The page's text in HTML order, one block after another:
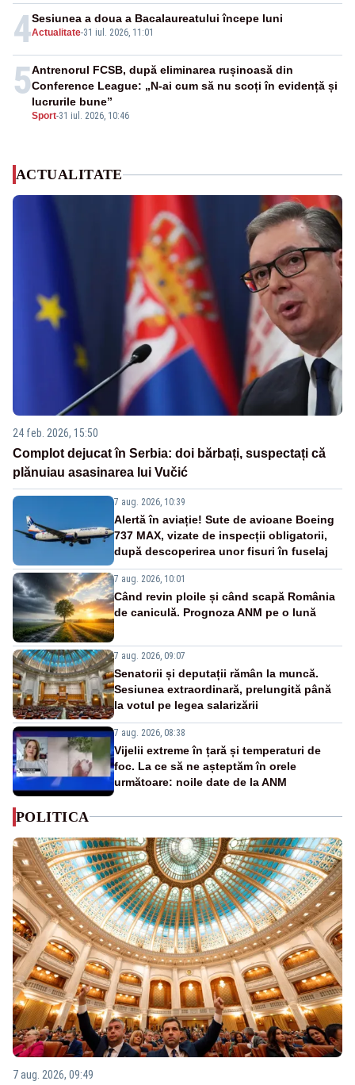
4Actualitate-31 iul. 2026, 11:01
Sesiunea a doua a Bacalaureatului începe luni
5
Sport-31 iul. 2026, 10:46
Antrenorul FCSB, după eliminarea rușinoasă din
Conference League: „N-ai cum să nu scoți în evidență și
lucrurile bune”
ACTUALITATE
24 feb. 2026, 15:50
Complot dejucat în Serbia: doi bărbați, suspectați că
plănuiau asasinarea lui Vučić
7 aug. 2026, 10:39
Alertă în aviație! Sute de avioane Boeing
737 MAX, vizate de inspecții obligatorii,
după descoperirea unor fisuri în fuselaj
7 aug. 2026, 10:01
Când revin ploile și când scapă România
de caniculă. Prognoza ANM pe o lună
7 aug. 2026, 09:07
Senatorii și deputații rămân la muncă.
Sesiunea extraordinară, prelungită până
la votul pe legea salarizării
7 aug. 2026, 08:38
Vijelii extreme în țară și temperaturi de
foc. La ce să ne așteptăm în orele
următoare: noile date de la ANM
POLITICA
7 aug. 2026, 09:49